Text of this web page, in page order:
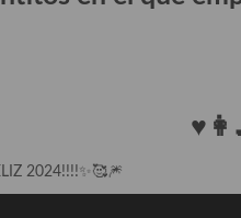
2024!!!!✨️🥰🎆